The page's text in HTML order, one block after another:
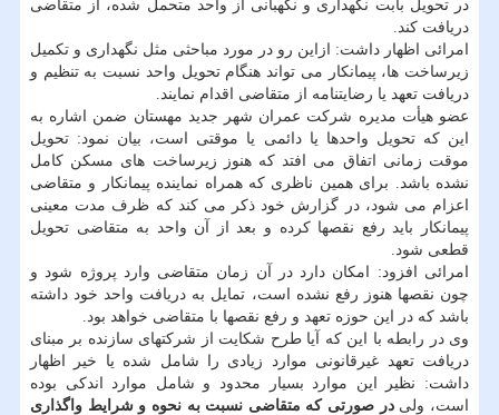
در تحویل بابت نگهداری و نگهبانی از واحد متحمل شده، از متقاضی
دریافت کند.
امرائی اظهار داشت: ازاین رو در مورد مباحثی مثل نگهداری و تکمیل
زیرساخت ها، پیمانکار می تواند هنگام تحویل واحد نسبت به تنظیم و
دریافت تعهد یا رضایتنامه از متقاضی اقدام نمایند.
عضو هیأت مدیره شرکت عمران شهر جدید مهستان ضمن اشاره به
این که تحویل واحدها یا دائمی یا موقتی است، بیان نمود: تحویل
موقت زمانی اتفاق می افتد که هنوز زیرساخت های مسکن کامل
نشده باشد. برای همین ناظری که همراه نماینده پیمانکار و متقاضی
اعزام می شود، در گزارش خود ذکر می کند که ظرف مدت معینی
پیمانکار باید رفع نقصها کرده و بعد از آن واحد به متقاضی تحویل
قطعی شود.
امرائی افزود: امکان دارد در آن زمان متقاضی وارد پروژه شود و
چون نقصها هنوز رفع نشده است، تمایل به دریافت واحد خود داشته
باشد که در این حوزه تعهد و رفع نقصها با متقاضی خواهد بود.
وی در رابطه با این که آیا طرح شکایت از شرکتهای سازنده بر مبنای
دریافت تعهد غیرقانونی موارد زیادی را شامل شده یا خیر اظهار
داشت: نظیر این موارد بسیار محدود و شامل موارد اندکی بوده
است، ولیدر صورتی که متقاضی نسبت به نحوه و شرایط واگذاری